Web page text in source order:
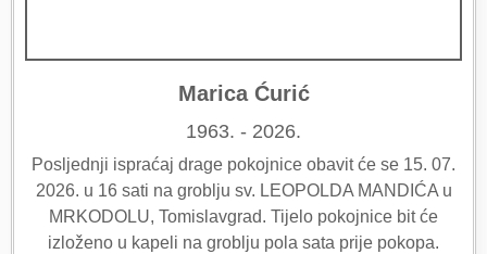
Marica Ćurić
1963. - 2026.
Posljednji ispraćaj drage pokojnice obavit će se 15. 07.
2026. u 16 sati na groblju sv. LEOPOLDA MANDIĆA u
MRKODOLU, Tomislavgrad. Tijelo pokojnice bit će
izloženo u kapeli na groblju pola sata prije pokopa.